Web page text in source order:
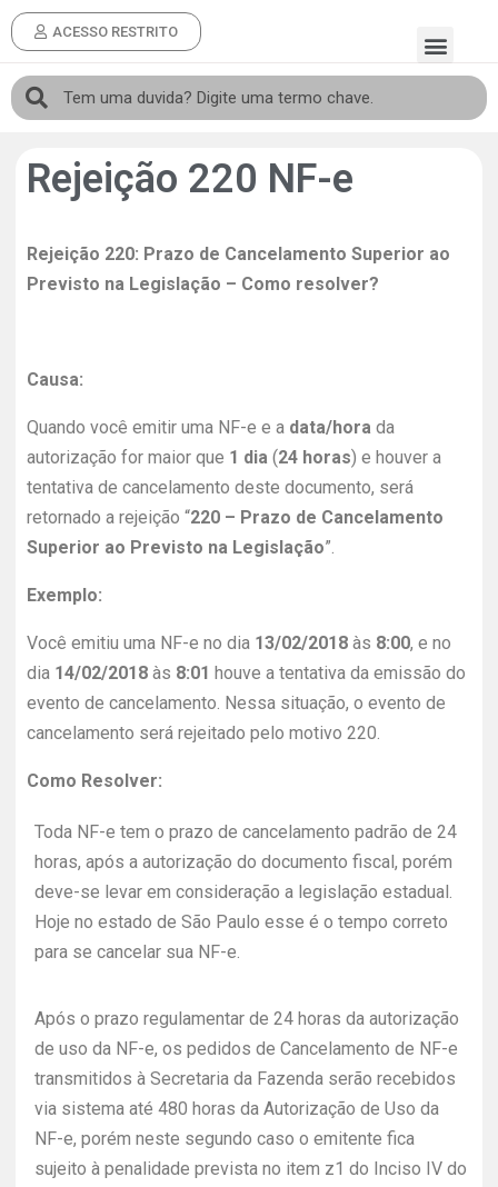
ACESSO RESTRITO
Rejeição 220 NF-e
Rejeição 220: Prazo de Cancelamento Superior ao
Previsto na Legislação – Como resolver?
Causa:
Quando você emitir uma NF-e e a data/hora da
autorização for maior que 1 dia (24 horas) e houver a
tentativa de cancelamento deste documento, será
retornado a rejeição “220 – Prazo de Cancelamento
Superior ao Previsto na Legislação”.
Exemplo:
Você emitiu uma NF-e no dia 13/02/2018 às 8:00, e no
dia 14/02/2018 às 8:01 houve a tentativa da emissão do
evento de cancelamento. Nessa situação, o evento de
cancelamento será rejeitado pelo motivo 220.
Como Resolver:
Toda NF-e tem o prazo de cancelamento padrão de 24
horas, após a autorização do documento fiscal, porém
deve-se levar em consideração a legislação estadual.
Hoje no estado de São Paulo esse é o tempo correto
para se cancelar sua NF-e.
Após o prazo regulamentar de 24 horas da autorização
de uso da NF-e, os pedidos de Cancelamento de NF-e
transmitidos à Secretaria da Fazenda serão recebidos
via sistema até 480 horas da Autorização de Uso da
NF-e, porém neste segundo caso o emitente fica
sujeito à penalidade prevista no item z1 do Inciso IV do